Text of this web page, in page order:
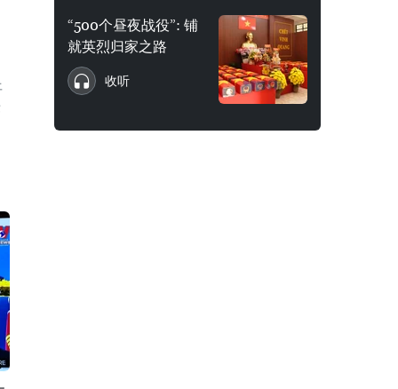
“500个昼夜战役”: 铺
就英烈归家之路
收听